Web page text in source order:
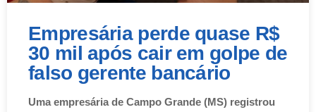
Empresária perde quase R$
30 mil após cair em golpe de
falso gerente bancário
Uma empresária de Campo Grande (MS) registrou